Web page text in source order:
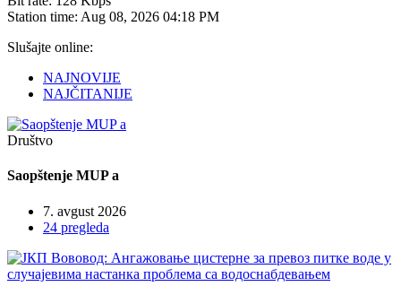
Station time: Aug 08, 2026 04:18 PM
Slušajte online:
NAJNOVIJE
NAJČITANIJE
Društvo
Saopštenje MUP a
7. avgust 2026
24 pregleda